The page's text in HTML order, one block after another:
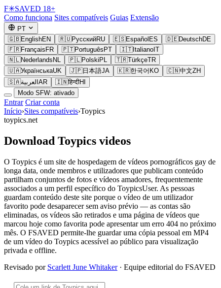
F✳SAVED 18+
Como funciona Sites compatíveis Guias Extensão
PT
🇬🇧EnglishEN 🇷🇺РусскийRU 🇪🇸Español ES 🇩🇪DeutschDE
🇫🇷Français FR 🇵🇹Português PT 🇮🇹Italiano IT
🇳🇱Nederlands NL 🇵🇱Polski PL 🇹🇷TürkçeTR
🇺🇦УкраїнськаUK 🇯🇵日本語JA 🇰🇷한국어 KO 🇨🇳中文ZH
🇸🇦العربية AR 🇮🇳हिन्दीHI
Modo SFW: ativado
Entrar Criar conta
Início›Sites compatíveis›Toypics
toypics.net
Download Toypics videos
O Toypics é um site de hospedagem de vídeos pornográficos gay de
longa data, onde membros e utilizadores que publicam conteúdo
partilham conjuntos de fotos e vídeos amadores, frequentemente
associados a um perfil específico do ToypicsUser. As pessoas
guardam conteúdo deste site porque o vídeo de um utilizador
favorito pode desaparecer sem aviso prévio — as contas são
eliminadas, os vídeos são retirados e uma página de vídeos que
marcou hoje como favorita pode apresentar um erro 404 no próximo
mês. O FSAVED permite-lhe guardar uma cópia pessoal em MP4
de um vídeo do Toypics acessível ao público para visualização
privada e offline.
Revisado por Scarlett June Whitaker· Equipe editorial do FSAVED